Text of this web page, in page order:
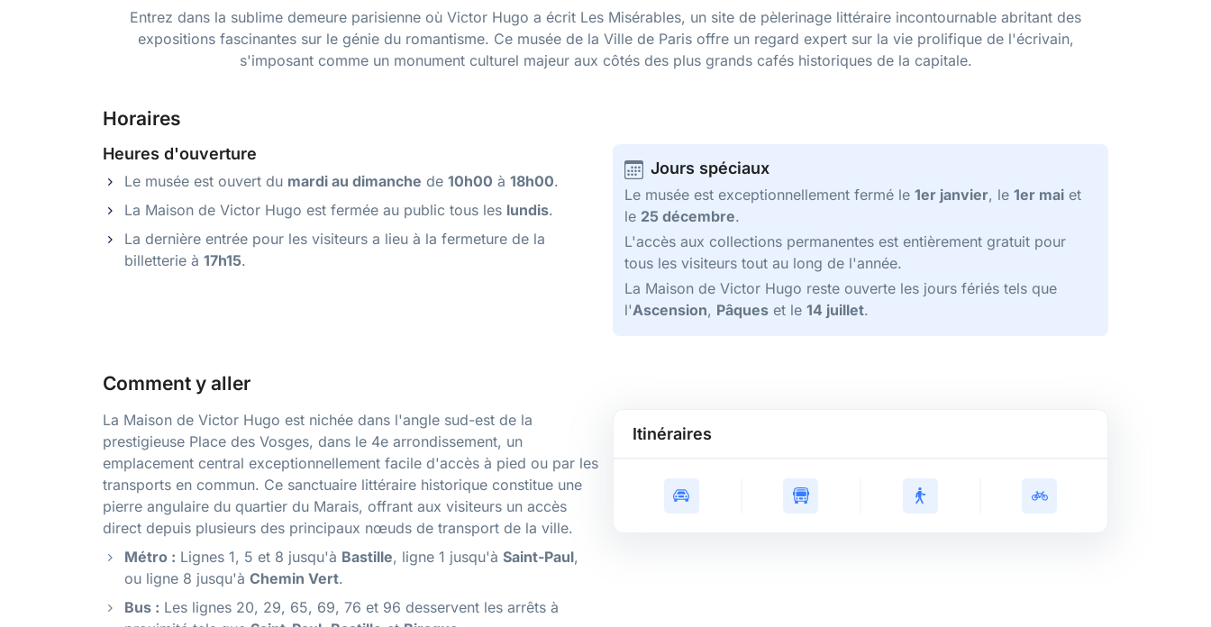
Entrez dans la sublime demeure parisienne où Victor Hugo a écrit Les Misérables, un site de pèlerinage littéraire incontournable abritant des
expositions fascinantes sur le génie du romantisme. Ce musée de la Ville de Paris offre un regard expert sur la vie prolifique de l'écrivain,
s'imposant comme un monument culturel majeur aux côtés des plus grands cafés historiques de la capitale.
Horaires
Heures d'ouverture
Le musée est ouvert du mardi au dimanche de 10h00 à 18h00.
La Maison de Victor Hugo est fermée au public tous les lundis.
La dernière entrée pour les visiteurs a lieu à la fermeture de la
billetterie à 17h15.
Jours spéciaux
Le musée est exceptionnellement fermé le 1er janvier, le 1er mai et
le 25 décembre.
L'accès aux collections permanentes est entièrement gratuit pour
tous les visiteurs tout au long de l'année.
La Maison de Victor Hugo reste ouverte les jours fériés tels que
l'Ascension, Pâques et le 14 juillet.
Comment y aller
La Maison de Victor Hugo est nichée dans l'angle sud-est de la
prestigieuse Place des Vosges, dans le 4e arrondissement, un
emplacement central exceptionnellement facile d'accès à pied ou par les
transports en commun. Ce sanctuaire littéraire historique constitue une
pierre angulaire du quartier du Marais, offrant aux visiteurs un accès
direct depuis plusieurs des principaux nœuds de transport de la ville.
Métro : Lignes 1, 5 et 8 jusqu'à Bastille, ligne 1 jusqu'à Saint-Paul,
ou ligne 8 jusqu'à Chemin Vert.
Bus : Les lignes 20, 29, 65, 69, 76 et 96 desservent les arrêts à
Itinéraires